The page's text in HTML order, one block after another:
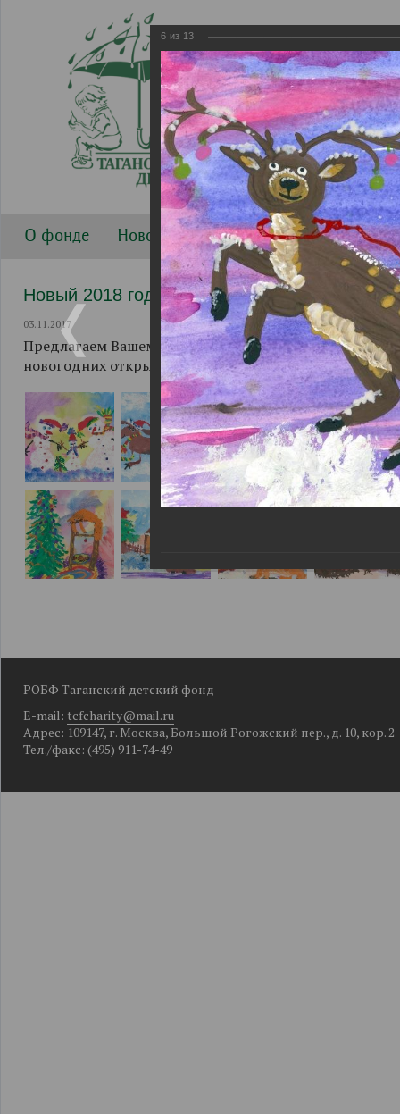
О фонде Новости Направления работы
Новый 2018 год. Рисунки.
03.11.2017
Предлагаем Вашему вниманию рисунки
новогодних открыток.
РОБФ Таганский детский фонд
E-mail: tcfcharity@mail.ru
Адрес: 109147, г. Москва, Большой Рогожский пер., д. 10, кор. 2
Тел./факс: (495) 911-74-49
6 из 13